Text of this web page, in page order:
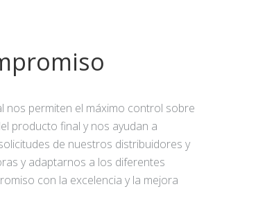
nos permiten el máximo control sobre
producto final y nos ayudan a
de nuestros distribuidores y
y adaptarnos a los diferentes
con la excelencia y la mejora